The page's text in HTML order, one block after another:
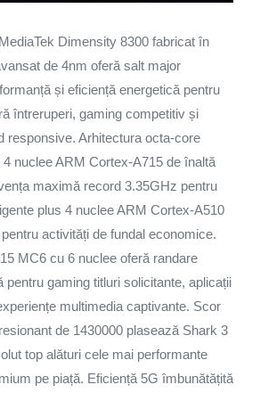
Dimensity 8300 fabricat în
de 4nm oferă salt major
și eficiență energetică pentru
întreruperi, gaming competitiv și
responsive. Arhitectura octa-core
nuclee ARM Cortex-A715 de înaltă
maximă record 3.35GHz pentru
plus 4 nuclee ARM Cortex-A510
activități de fundal economice.
MC6 cu 6 nuclee oferă randare
pentru gaming titluri solicitante, aplicații
multimedia captivante. Scor
de 1430000 plasează Shark 3
top alături cele mai performante
pe piață. Eficiență 5G îmbunătățită